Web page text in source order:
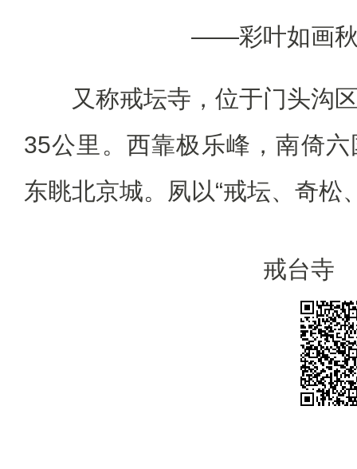
——彩叶如画
又称戒坛寺，位于门头沟区
35公里。西靠极乐峰，南倚
东眺北京城。夙以“戒坛、奇松
戒台寺